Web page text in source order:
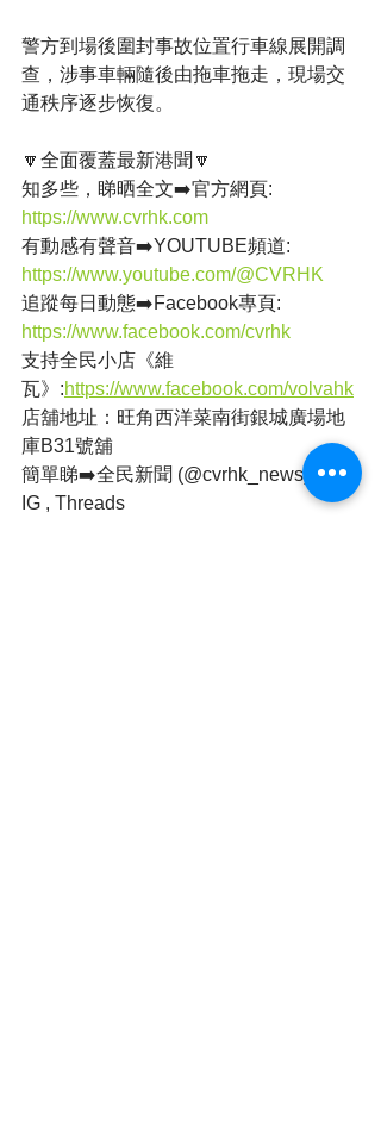
警方到場後圍封事故位置行車線展開調
查，涉事車輛隨後由拖車拖走，現場交
通秩序逐步恢復。
🔽全面覆蓋最新港聞🔽
知多些，睇晒全文➡️官方網頁:
https://www.cvrhk.com
有動感有聲音➡️YOUTUBE頻道:
https://www.youtube.com/@CVRHK
追蹤每日動態➡️Facebook專頁:
https://www.facebook.com/cvrhk
支持全民小店《維
瓦》:https://www.facebook.com/volvahk
店舖地址：旺角西洋菜南街銀城廣場地
庫B31號舖
簡單睇➡️全民新聞 (@cvrhk_news) on
IG , Threads